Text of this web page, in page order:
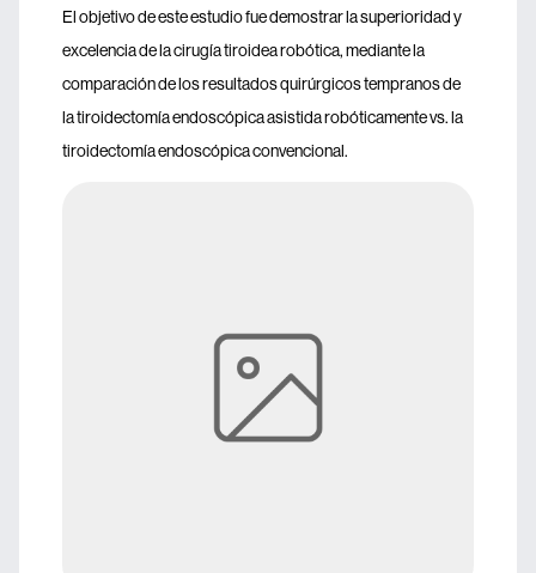
El objetivo de este estudio fue demostrar la superioridad y
excelencia de la cirugía tiroidea robótica, mediante la
comparación de los resultados quirúrgicos tempranos de
la tiroidectomía endoscópica asistida robóticamente vs. la
tiroidectomía endoscópica convencional.